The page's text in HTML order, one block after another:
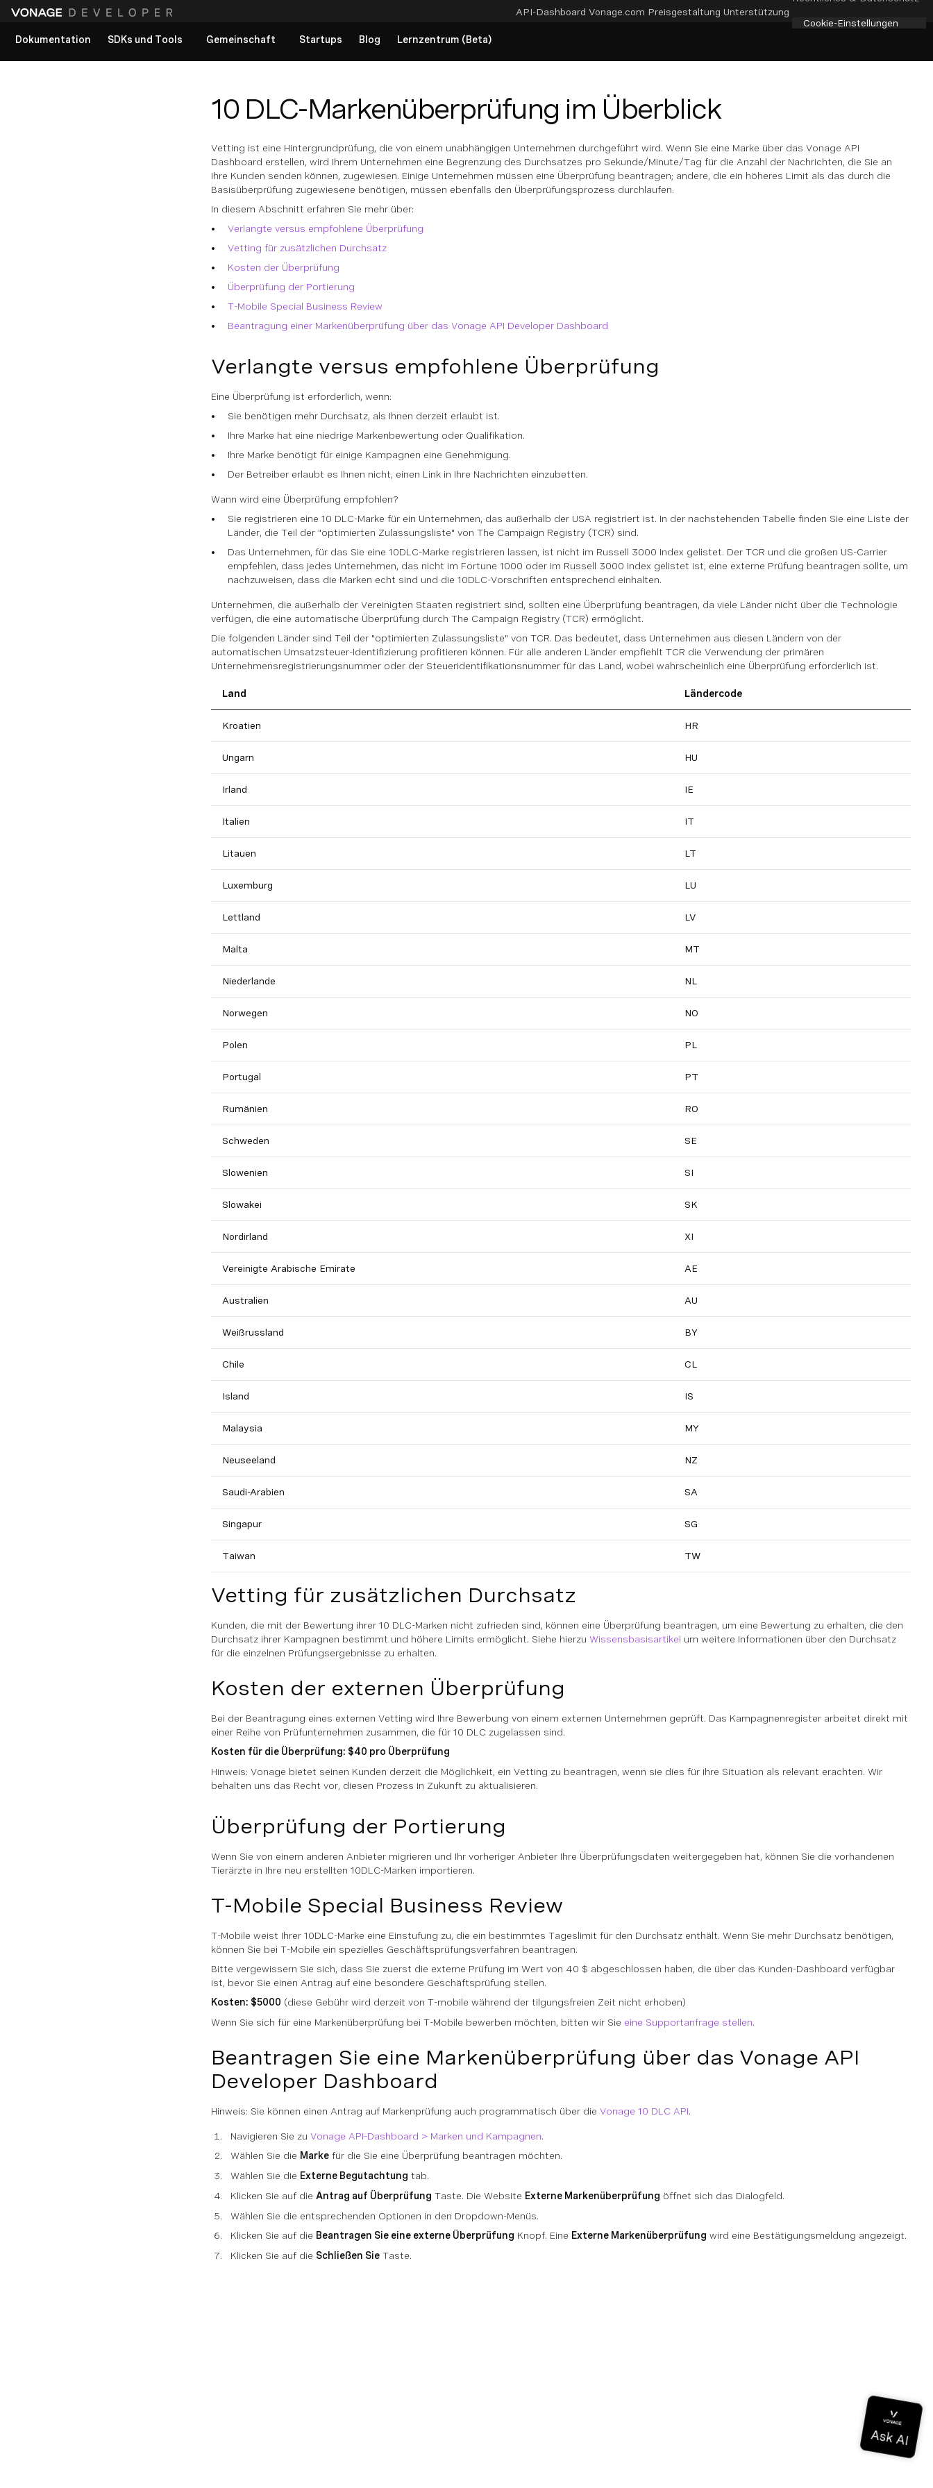
API-Dashboard Vonage.com Preisgestaltung Unterstützung
Cookie-Einstellungen
Dokumentation
SDKs und Tools Gemeinschaft Startups Blog Lernzentrum (Beta)
10 DLC-Markenüberprüfung im Überblick
Vetting ist eine Hintergrundprüfung, die von einem unabhängigen Unternehmen durchgeführt wird. Wenn Sie eine Marke über das Vonage API
Dashboard erstellen, wird Ihrem Unternehmen eine Begrenzung des Durchsatzes pro Sekunde/Minute/Tag für die Anzahl der Nachrichten, die Sie an
Ihre Kunden senden können, zugewiesen. Einige Unternehmen müssen eine Überprüfung beantragen; andere, die ein höheres Limit als das durch die
Basisüberprüfung zugewiesene benötigen, müssen ebenfalls den Überprüfungsprozess durchlaufen.
In diesem Abschnitt erfahren Sie mehr über:
Verlangte versus empfohlene Überprüfung
Vetting für zusätzlichen Durchsatz
Kosten der Überprüfung
Überprüfung der Portierung
T-Mobile Special Business Review
Beantragung einer Markenüberprüfung über das Vonage API Developer Dashboard
Verlangte versus empfohlene Überprüfung
Eine Überprüfung ist erforderlich, wenn:
Sie benötigen mehr Durchsatz, als Ihnen derzeit erlaubt ist.
Ihre Marke hat eine niedrige Markenbewertung oder Qualifikation.
Ihre Marke benötigt für einige Kampagnen eine Genehmigung.
Der Betreiber erlaubt es Ihnen nicht, einen Link in Ihre Nachrichten einzubetten.
Wann wird eine Überprüfung empfohlen?
Sie registrieren eine 10 DLC-Marke für ein Unternehmen, das außerhalb der USA registriert ist. In der nachstehenden Tabelle finden Sie eine Liste der
Länder, die Teil der "optimierten Zulassungsliste" von The Campaign Registry (TCR) sind.
Das Unternehmen, für das Sie eine 10DLC-Marke registrieren lassen, ist nicht im Russell 3000 Index gelistet. Der TCR und die großen US-Carrier
empfehlen, dass jedes Unternehmen, das nicht im Fortune 1000 oder im Russell 3000 Index gelistet ist, eine externe Prüfung beantragen sollte, um
nachzuweisen, dass die Marken echt sind und die 10DLC-Vorschriften entsprechend einhalten.
Unternehmen, die außerhalb der Vereinigten Staaten registriert sind, sollten eine Überprüfung beantragen, da viele Länder nicht über die Technologie
verfügen, die eine automatische Überprüfung durch The Campaign Registry (TCR) ermöglicht.
Die folgenden Länder sind Teil der "optimierten Zulassungsliste" von TCR. Das bedeutet, dass Unternehmen aus diesen Ländern von der
automatischen Umsatzsteuer-Identifizierung profitieren können. Für alle anderen Länder empfiehlt TCR die Verwendung der primären
Unternehmensregistrierungsnummer oder der Steueridentifikationsnummer für das Land, wobei wahrscheinlich eine Überprüfung erforderlich ist.
Land Ländercode
Kroatien HR
Ungarn HU
Irland IE
Italien IT
Litauen LT
Luxemburg LU
Lettland LV
Malta MT
Niederlande NL
Norwegen NO
Polen PL
Portugal PT
Rumänien RO
Schweden SE
Slowenien SI
Slowakei SK
Nordirland XI
Vereinigte Arabische Emirate AE
Australien AU
Weißrussland BY
Chile CL
Island IS
Malaysia MY
Neuseeland NZ
Saudi-Arabien SA
Singapur SG
Taiwan TW
Vetting für zusätzlichen Durchsatz
Kunden, die mit der Bewertung ihrer 10 DLC-Marken nicht zufrieden sind, können eine Überprüfung beantragen, um eine Bewertung zu erhalten, die den
Durchsatz ihrer Kampagnen bestimmt und höhere Limits ermöglicht. Siehe hierzu Wissensbasisartikel um weitere Informationen über den Durchsatz
für die einzelnen Prüfungsergebnisse zu erhalten.
Kosten der externen Überprüfung
Bei der Beantragung eines externen Vetting wird Ihre Bewerbung von einem externen Unternehmen geprüft. Das Kampagnenregister arbeitet direkt mit
einer Reihe von Prüfunternehmen zusammen, die für 10 DLC zugelassen sind.
Kosten für die Überprüfung: $40 pro Überprüfung
Hinweis: Vonage bietet seinen Kunden derzeit die Möglichkeit, ein Vetting zu beantragen, wenn sie dies für ihre Situation als relevant erachten. Wir
behalten uns das Recht vor, diesen Prozess in Zukunft zu aktualisieren.
Überprüfung der Portierung
Wenn Sie von einem anderen Anbieter migrieren und Ihr vorheriger Anbieter Ihre Überprüfungsdaten weitergegeben hat, können Sie die vorhandenen
Tierärzte in Ihre neu erstellten 10DLC-Marken importieren.
T-Mobile Special Business Review
T-Mobile weist Ihrer 10DLC-Marke eine Einstufung zu, die ein bestimmtes Tageslimit für den Durchsatz enthält. Wenn Sie mehr Durchsatz benötigen,
können Sie bei T-Mobile ein spezielles Geschäftsprüfungsverfahren beantragen.
Bitte vergewissern Sie sich, dass Sie zuerst die externe Prüfung im Wert von 40 $ abgeschlossen haben, die über das Kunden-Dashboard verfügbar
ist, bevor Sie einen Antrag auf eine besondere Geschäftsprüfung stellen.
Kosten: $5000 (diese Gebühr wird derzeit von T-mobile während der tilgungsfreien Zeit nicht erhoben)
Wenn Sie sich für eine Markenüberprüfung bei T-Mobile bewerben möchten, bitten wir Sie eine Supportanfrage stellen.
Beantragen Sie eine Markenüberprüfung über das Vonage API
Developer Dashboard
Hinweis: Sie können einen Antrag auf Markenprüfung auch programmatisch über die Vonage 10 DLC API.
Navigieren Sie zu Vonage API-Dashboard > Marken und Kampagnen.
Wählen Sie die Marke für die Sie eine Überprüfung beantragen möchten.
Wählen Sie die Externe Begutachtung tab.
Klicken Sie auf die Antrag auf Überprüfung Taste. Die Website Externe Markenüberprüfung öffnet sich das Dialogfeld.
Wählen Sie die entsprechenden Optionen in den Dropdown-Menüs.
Klicken Sie auf die Beantragen Sie eine externe Überprüfung Knopf. Eine Externe Markenüberprüfung wird eine Bestätigungsmeldung angezeigt.
Klicken Sie auf die Schließen Sie Taste.